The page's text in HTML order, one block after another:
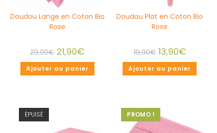
Doudou Lange en Coton Bio
Rose
29,90€ 21,90€
Ajouter au panier
Doudou Plat en Coton Bio
Rose
19,90€ 13,90€
Ajouter au panier
ÉPUISÉ PROMO !